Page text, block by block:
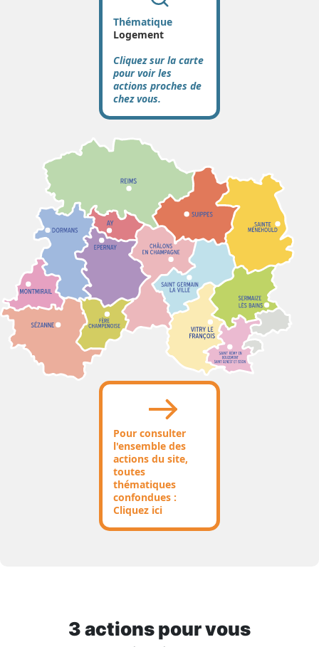
Thématique
Logement
Cliquez sur la carte
pour voir les
actions proches de
chez vous.
Pour consulter
l'ensemble des
actions du site,
toutes
thématiques
confondues :
Cliquez ici
3actionspour vous